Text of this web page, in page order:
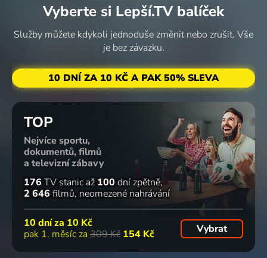
Vyberte si Lepší.TV balíček
Služby můžete kdykoli jednoduše změnit nebo zrušit. Vše
je bez závazku.
10 DNÍ ZA 10 KČ A PAK 50% SLEVA
TOP
Nejvíce sportu,
dokumentů, filmů
a televizní zábavy
176 TV stanic až 100 dní zpětně
2 646 filmů neomezené nahrávání
10 dní za 10 Kč
pak 1. měsíc za 309 Kč 154 Kč Vybrat